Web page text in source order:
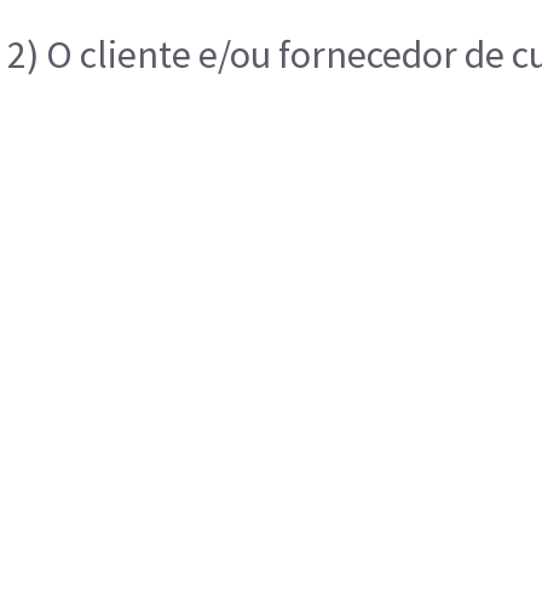
2) O cliente e/ou fornecedor de